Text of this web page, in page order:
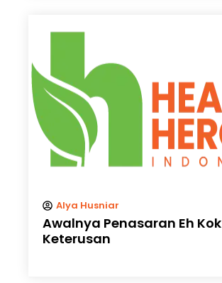
Alya Husniar
Awalnya Penasaran Eh Kok
Keterusan